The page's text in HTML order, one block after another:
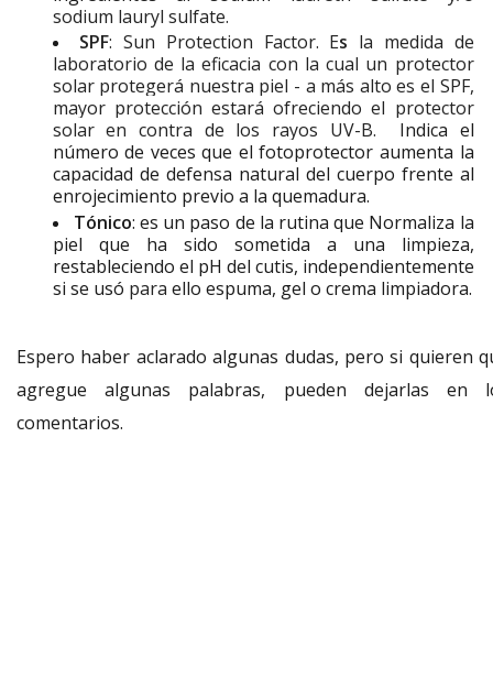
sodium lauryl sulfate.
SPF: Sun Protection Factor. Es la medida de
laboratorio de la eficacia con la cual un protector
solar protegerá nuestra piel - a más altoes el SPF,
mayor protección estará ofreciendo el protector
solar en contra de los rayos UV-B.
Indica el
número de veces que el fotoprotector aumenta la
capacidad de defensa natural del cuerpo frente al
enrojecimiento previo a la quemadura.
Tónico: es un paso de la rutina que Normaliza la
piel que ha sido sometida a una limpieza,
restableciendo el pH del cutis, independientemente
si se usó para ello espuma, gel o crema limpiadora.
Espero haber aclarado algunas dudas, pero si quieren
agregue algunas palabras, pueden dejarlas en
comentarios.